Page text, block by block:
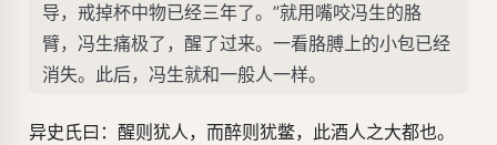
导，戒掉杯中物已经三年了。”就用嘴咬冯生的胳
臂，冯生痛极了，醒了过来。一看胳膊上的小包已经
消失。此后，冯生就和一般人一样。
异史氏曰：醒则犹人，而醉则犹鳖，此酒人之大都也。